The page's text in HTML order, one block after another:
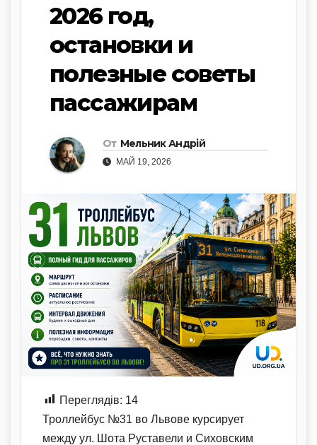
2026 год,
остановки и
полезные советы
пассажирам
От Мельник Андрій
МАЙ 19, 2026
Переглядів: 14
Троллейбус №31 во Львове курсирует
между ул. Шота Руставели и Сиховским